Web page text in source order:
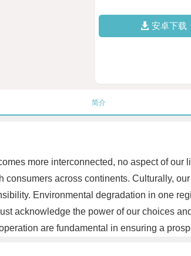
安卓下载
简介
more interconnected, no aspect of
consumers across continents. Culturally,
Environmental degradation in one
acknowledge the power of our choices
are fundamental in ensuring a